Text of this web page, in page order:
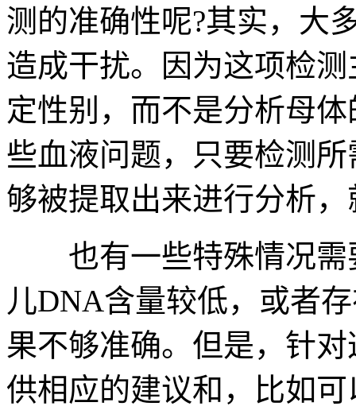
测的准确性呢?其实，大
造成干扰。因为这项检
定性别，而不是分析母
些血液问题，只要检测
够被提取出来进行分析
也有一些特殊情况需
儿DNA含量较低，或者
果不够准确。但是，针
供相应的建议和，比如